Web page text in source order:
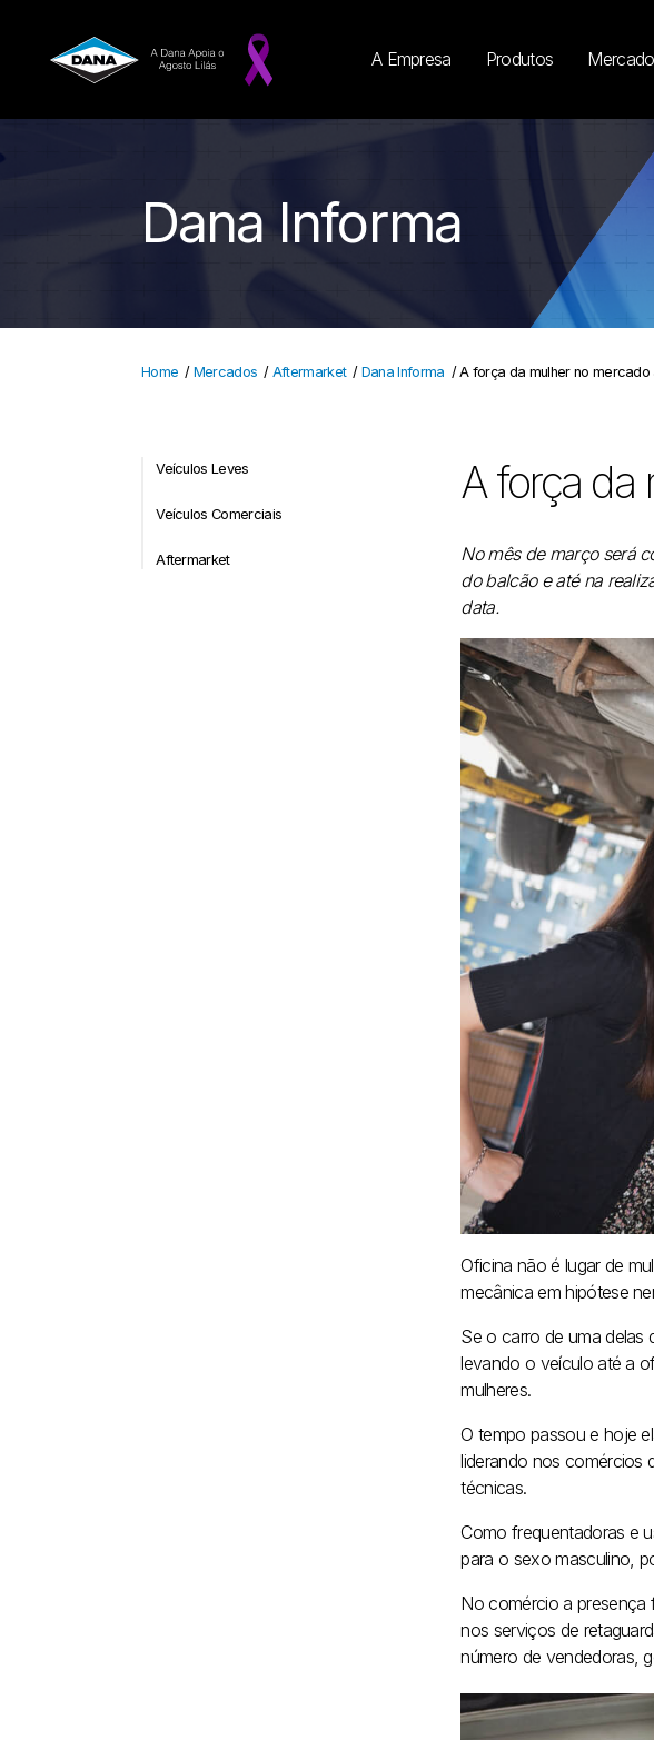
A Empresa Produtos
Dana Informa
Home / Mercados / Aftermarket / Dana Informa /A força da mulher no mercado
Veículos Leves
Veículos Comerciais
Aftermarket
A força da
No mês de março será
do balcão e até na
data.
Oficina não é lugar de
mecânica em hipótese
Se o carro de uma delas
levando o veículo até a
mulheres.
O tempo passou e hoje
liderando nos comércios
técnicas.
Como frequentadoras e
para o sexo masculino,
No comércio a presença
nos serviços de
número de vendedoras,